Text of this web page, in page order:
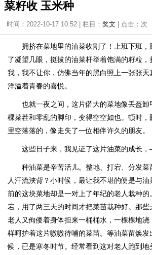
菜籽收 玉米种
时间：2022-10-17 10:52 | 栏目： 奖文 | 点击： 次
拥挤在菜地里的油菜收割了！上班下班
了凝望几眼，挺拔的油菜杆举着饱满的籽粒，
我，我不让你，仿佛当年的黑白照上一张张天
洋溢着青春的喜悦。
也就一夜之间，这片偌大的菜地像丢盔
棵菜茬和零乱的脚印，变得空空如也。顿时
里空落落的，像走失了一位相伴许久的朋友。
这些日子来，我见证了这片油菜的成长
种油菜是辛苦活儿。整地、打宕、分发菜
人汗流浃背？小时候，最让我不堪的便是与
前的这块菜地却是一对上了年纪的老人栽种
宕，用了两三天的时间才把菜苗栽种好。那
老人又佝偻着身体担来一桶桶水，一棵棵地
样呵护着这片嗷嗷待哺的菜苗。等油菜苗焕
候，已是寒冬时节。经常看到这对老人跑到地